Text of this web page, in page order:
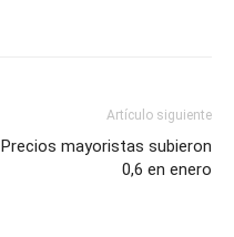
Artículo siguiente
Precios mayoristas subieron
0,6 en enero